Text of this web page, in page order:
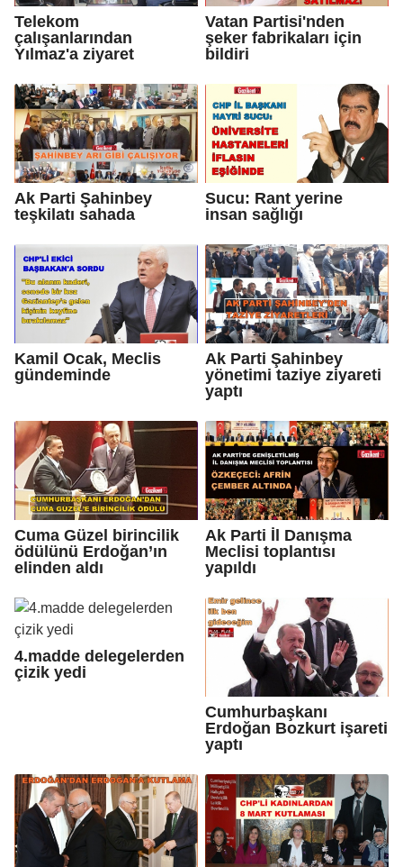
Telekom
çalışanlarından
Yılmaz'a ziyaret
Vatan Partisi'nden
şeker fabrikaları için
bildiri
Ak Parti Şahinbey
teşkilatı sahada
Sucu: Rant yerine
insan sağlığı
Kamil Ocak, Meclis
gündeminde
Ak Parti Şahinbey
yönetimi taziye ziyareti
yaptı
Cuma Güzel birincilik
ödülünü Erdoğan’ın
elinden aldı
Ak Parti İl Danışma
Meclisi toplantısı
yapıldı
4.madde delegelerden
çizik yedi
Cumhurbaşkanı
Erdoğan Bozkurt işareti
yaptı